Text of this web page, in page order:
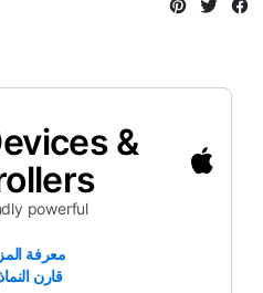
&
powerful.
معرفة
قارن